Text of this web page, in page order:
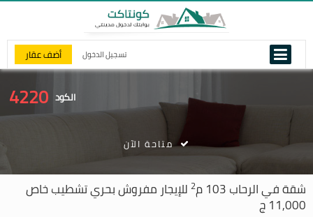
تسجيل الدخول أضف عقار
الكود 4220
شقة فيالرحاب 2 للإيجار مفروش بحري تشطيب خاص
11,000 ج
متاحة الآن